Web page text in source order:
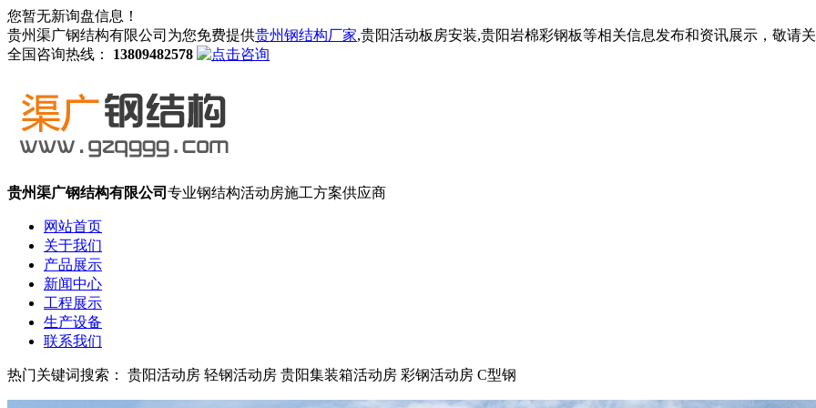
您暂无新询盘信息！
贵州渠广钢结构有限公司为您免费提供贵州钢结构厂家,贵阳活动板房安装,贵阳岩棉彩钢板等相关信息发布和资讯展示，敬请
全国咨询热线： 13809482578
贵州渠广钢结构有限公司 专业钢结构活动房施工方案供应商
网站首页
关于我们
产品展示
新闻中心
工程展示
生产设备
联系我们
热门关键词搜索： 贵阳活动房 轻钢活动房 贵阳集装箱活动房 彩钢活动房 C型钢